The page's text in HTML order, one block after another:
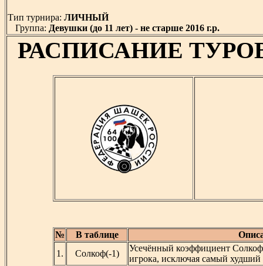
Тип турнира: ЛИЧНЫЙ
Группа: Девушки (до 11 лет) - не старше 2016 г.р.
РАСПИСАНИЕ
№ В таблице
1.
Солкоф(-1)
Усечённый коэффициент
игрока, исключая самый худший